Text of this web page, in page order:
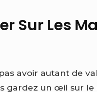
Sur Les
avoir autant de
gardez un œil sur le